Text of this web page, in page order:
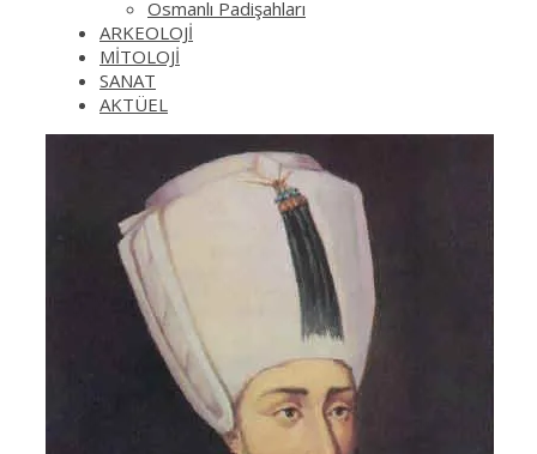
Osmanlı Padişahları
ARKEOLOJİ
MİTOLOJİ
SANAT
AKTÜEL